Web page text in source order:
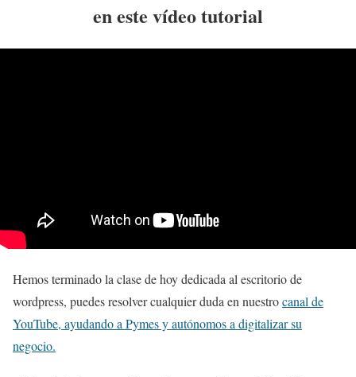
en este vídeo tutorial
Hemos terminado la clase de hoy dedicada al escritorio de
wordpress, puedes resolver cualquier duda en nuestrocanal de
YouTube, ayudando a Pymes y autónomos a digitalizar su
negocio.